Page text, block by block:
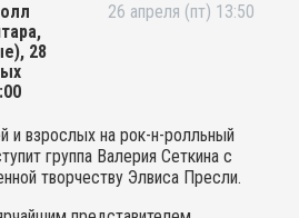
28
26 апреля (пт) 13:50
и взрослых на рок-н-ролльный
группа Валерия Сеткина с
творчеству Элвиса Пресли.